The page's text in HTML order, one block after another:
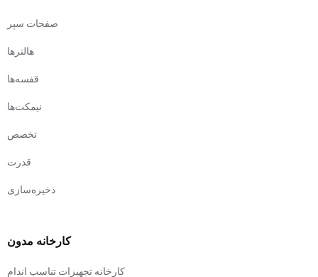
صفحات سپر
هالترها
قفسه‌ها
نیمکت‌ها
تخصص
قدرت
ذخیره‌سازی
کارخانه مدون
کارخانه تجهیزات تناسب اندام